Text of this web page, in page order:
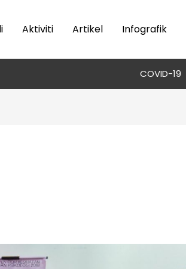
Aktiviti Artikel Infografik
COVID-19